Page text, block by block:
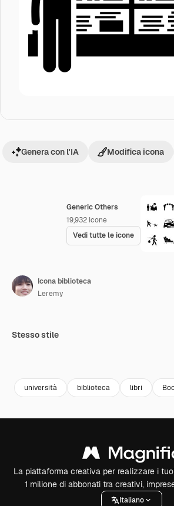
Generic Others
19,932 Icone
Vedi tutte le icone
Genera con l'IA Modifica icona
Icona biblioteca
Leremy
Stesso stile
università biblioteca libri
La piattaforma creativa per realizzare i
1 milione di abbonati tra creativi,
Italiano